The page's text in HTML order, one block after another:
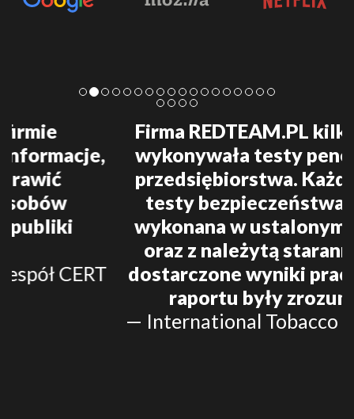
Firma REDTEAM.PL kilkukrotnie
wykonywała testy penetracyjne
przedsiębiorstwa. Każdorazowo
testy bezpieczeństwa zostały
wykonana w ustalonym terminie
oraz z należytą starannością, a
dostarczone wyniki prac w formie
raportu były zrozumiałe.
— International Tobacco Machinery